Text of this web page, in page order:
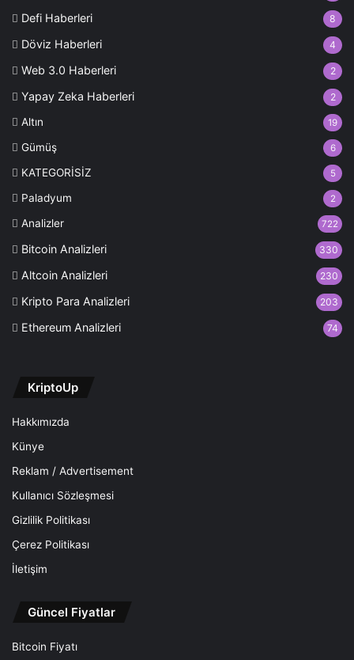
Defi Haberleri 8
Döviz Haberleri 4
Web 3.0 Haberleri 2
Yapay Zeka Haberleri 2
Altın 19
Gümüş 6
KATEGORİSİZ 5
Paladyum 2
Analizler 722
Bitcoin Analizleri 330
Altcoin Analizleri 230
Kripto Para Analizleri 203
Ethereum Analizleri 74
KriptoUp
Hakkımızda
Künye
Reklam / Advertisement
Kullanıcı Sözleşmesi
Gizlilik Politikası
Çerez Politikası
İletişim
Güncel Fiyatlar
Bitcoin Fiyatı